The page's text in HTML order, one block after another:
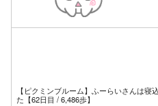
【ピクミンブルーム】ふーらいさんは寝
た【62日目 / 6,486歩】